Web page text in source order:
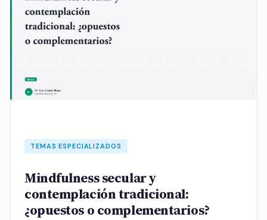
TEMAS ESPECIALIZADOS
Mindfulness secular y
contemplación tradicional:
¿opuestos o complementarios?